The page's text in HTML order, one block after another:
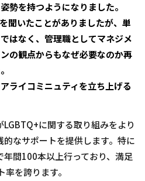
勢を持つようになりました。
聞いたことがありましたが、単
はなく、管理職としてマネジメ
の観点からもなぜ必要なのか再
ライコミニュティを立ち上げる
に関する取り組みをより
なサポートを提供します。特に
間100本以上行っており、満足
を誇ります。